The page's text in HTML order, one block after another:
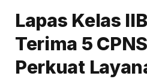
Lapas Kelas
Terima 5
Perkuat